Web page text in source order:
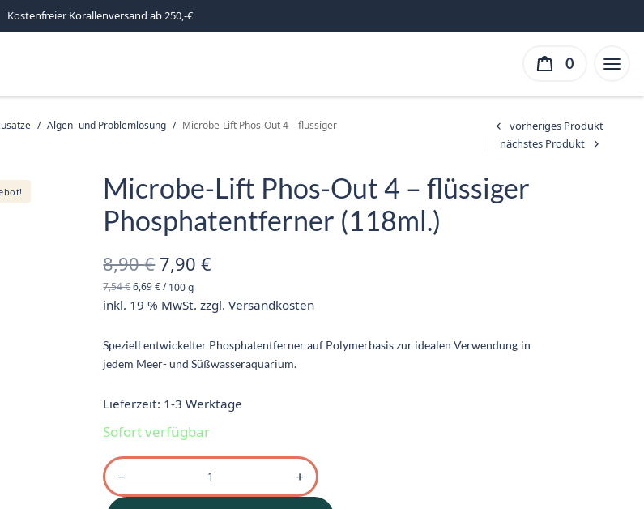
Kostenfreier Korallenversand ab 250,-€
0
/ Algen- und Problemlösung / Microbe-Lift Phos-Out 4 – flüssiger
Microbe-Lift Phos-Out 4 – flüssiger
Phosphatentferner (118ml.)
8,90€ Ursprünglicher
Preis war:
7,90€
7,54€6,69€/100 g
inkl. 19 % MwSt. zzgl.Versandkosten
Speziell entwickelter Phosphatentferner auf Polymerbasis zur idealen Verwendung in
jedem Meer- und Süßwasseraquarium.
Lieferzeit: 1-3 Werktage
Sofort verfügbar